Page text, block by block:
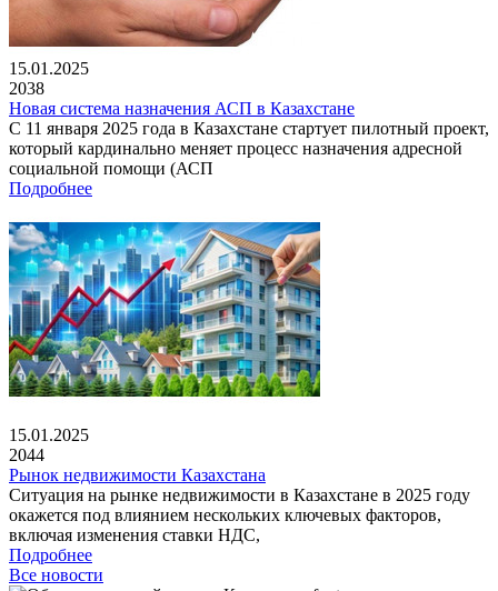
15.01.2025
2038
Новая система назначения АСП в Казахстане
С 11 января 2025 года в Казахстане стартует пилотный проект,
который кардинально меняет процесс назначения адресной
социальной помощи (АСП
Подробнее
15.01.2025
2044
Рынок недвижимости Казахстана
Ситуация на рынке недвижимости в Казахстане в 2025 году
окажется под влиянием нескольких ключевых факторов,
включая изменения ставки НДС,
Подробнее
Все новости